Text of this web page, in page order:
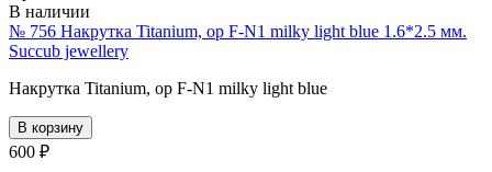
В наличии
№ 756 Накрутка Titanium, op F-N1 milky light blue 1.6*2.5 мм.
Succub jewellery
Накрутка Titanium, op F-N1 milky light blue
В корзину
600 ₽